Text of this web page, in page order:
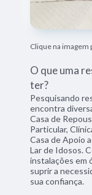
Clique na imagem
O que uma
ter?
Pesquisando
encontra
Casa de
Particular,
Casa de Apoio
Lar de Idosos.
instalações em
suprir a
sua confiança.